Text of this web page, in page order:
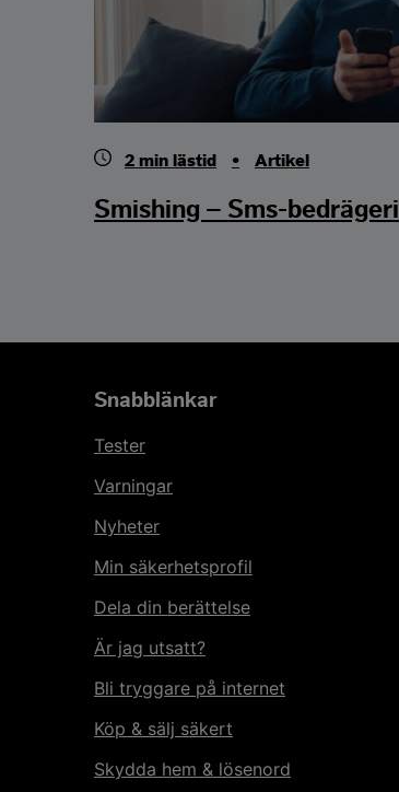
2 min lästid • Artikel
Smishing – Sms-bedrägeri
Snabblänkar
Tester
Varningar
Nyheter
Min säkerhetsprofil
Dela din berättelse
Är jag utsatt?
Bli tryggare på internet
Köp & sälj säkert
Skydda hem & lösenord